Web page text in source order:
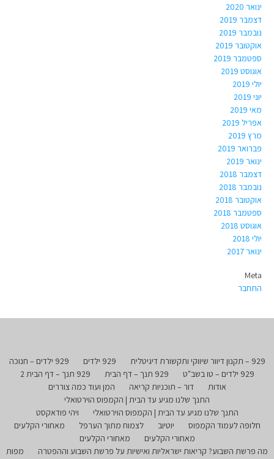
ינואר 2020
דצמבר 2019
נובמבר 2019
אוקטובר 2019
ספטמבר 2019
אוגוסט 2019
יולי 2019
יוני 2019
מאי 2019
אפריל 2019
מרץ 2019
פברואר 2019
ינואר 2019
דצמבר 2018
נובמבר 2018
אוקטובר 2018
ספטמבר 2018
אוגוסט 2018
יולי 2018
ינואר 2017
Meta
התחבר
929 – תקנון דיוור שיווקי ותקשורת דיגיטלית 929 ילדים
929 ילדים – חנוכה
929 ילדים – טו בשב"ט
929 תנך – דף הבית
929 תנך – דף הבית 2
אודות
דור – תוכניות קריאה
המן ועוד כמה צוררים
התנך שלנו מגיע עד הבית | הקמפוס הוירטואלי
התנך שלנו מגיע עד הבית | הקמפוס הוירטואלי
ויהי פודאקסט
חלופה לעמוד הקמפוס
יוטיוב לצמוח מתוך הערפל
מאחורי הקלעים
מאחורי הקלעים
מאחורי הקלעים
מה פרשת השבוע? קריאות ישראליות ואישיות על פרשת השבוע וההפטרה
מפות